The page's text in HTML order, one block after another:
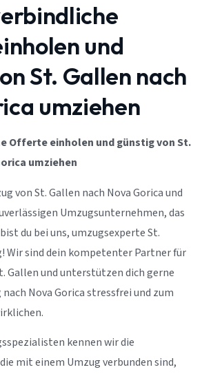
und
St. Gallen nach
umziehen
Offerte einholen und günstig von St.
umziehen
von St. Gallen nach Nova Gorica und
Umzugsunternehmen, das
du bei uns, umzugsexperte St.
Wir sind dein kompetenter Partner für
Gallen und unterstützen dich gerne
Nova Gorica stressfrei und zum
kennen wir die
mit einem Umzug verbunden sind,